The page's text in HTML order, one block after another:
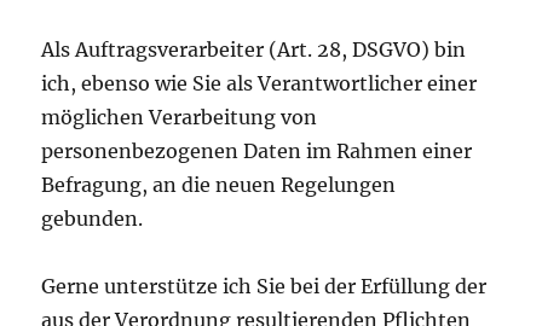
Als Auftragsverarbeiter (Art. 28, DSGVO) bin
ich, ebenso wie Sie als Verantwortlicher einer
möglichen Verarbeitung von
personenbezogenen Daten im Rahmen einer
Befragung, an die neuen Regelungen
gebunden.
Gerne unterstütze ich Sie bei der Erfüllung der
aus der Verordnung resultierenden Pflichten